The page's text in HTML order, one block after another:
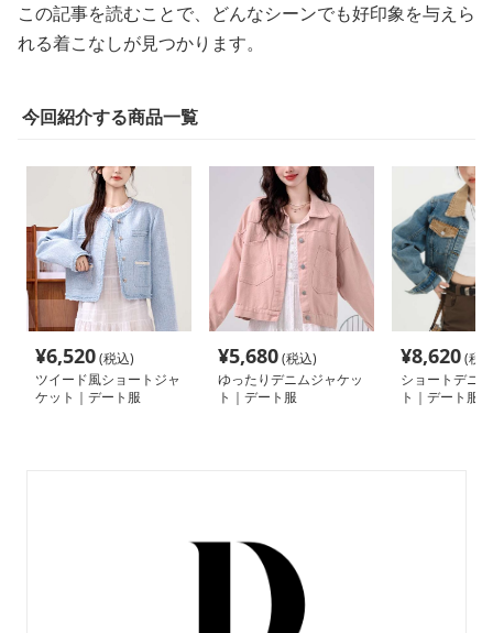
この記事を読むことで、どんなシーンでも好印象を与えら
れる着こなしが見つかります。
今回紹介する商品一覧
¥6,520(税込)
ツイード風ショートジャ
ケット｜デート服
¥5,680(税込)
ゆったりデニムジャケッ
ト｜デート服
¥8,620(税
ショートデニ
ト｜デート服